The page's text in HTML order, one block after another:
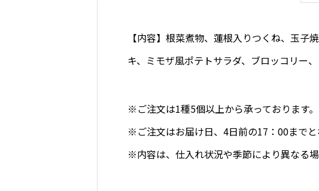
【内容】根菜煮物、蓮根入りつくね、玉
キ、ミモザ風ポテトサラダ、ブロッコリー
※ご注文は1種5個以上から承っております。
※ご注文はお届け日、4日前の17：00までと
※内容は、仕入れ状況や季節により異なる場